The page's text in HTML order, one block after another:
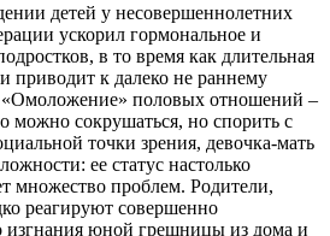
детей у несовершен­нолетних
ускорил гор­мональное и
в то время как длительная
приводит к далеко не раннему
«Омо­ложение» половых отношений –
можно сокрушаться, но спорить с
точки зрения, девочка-мать
ее статус настолько
множество проблем. Родите­ли,
реагируют совершенно
изгнания юной грешницы из дома и